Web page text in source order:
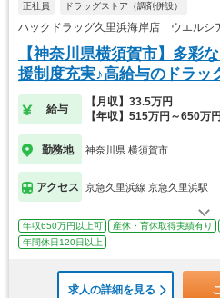
正社員 ドラッグストア（調剤併設）
ハックドラッグ久里浜海岸店 ウエルシ
【神奈川県横須賀市】多彩
援制度充実♪高給与のドラ
給与
【月収】33.5万円
【年収】515万円～650万円
勤務地 神奈川県 横須賀市
アクセス 京急久里浜線 京急久里浜駅
年収650万円以上可 産休・育休取得実績有り
年間休日120日以上
求人の詳細を見る